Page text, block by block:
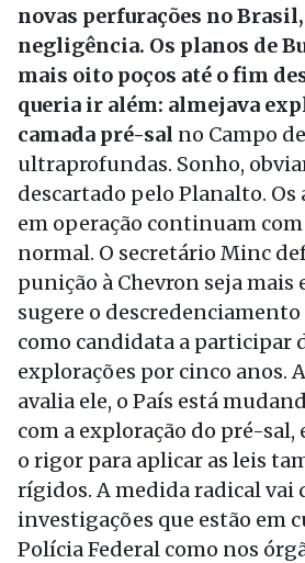
novas perfurações no
negligência. Os planos de
mais oito poços até o fim
queria ir além: almejava
camada pré-sal no Campo
ultraprofundas. Sonho,
descartado pelo Planalto. Os
em operação continuam
normal. O secretário Minc
punição à Chevron seja mais
sugere o
como candidata a participar
explorações por cinco anos.
avalia ele, o País está
com a exploração do pré-sal,
o rigor para aplicar as leis
rígidos. A medida radical vai
investigações que estão em
Polícia Federal como nos